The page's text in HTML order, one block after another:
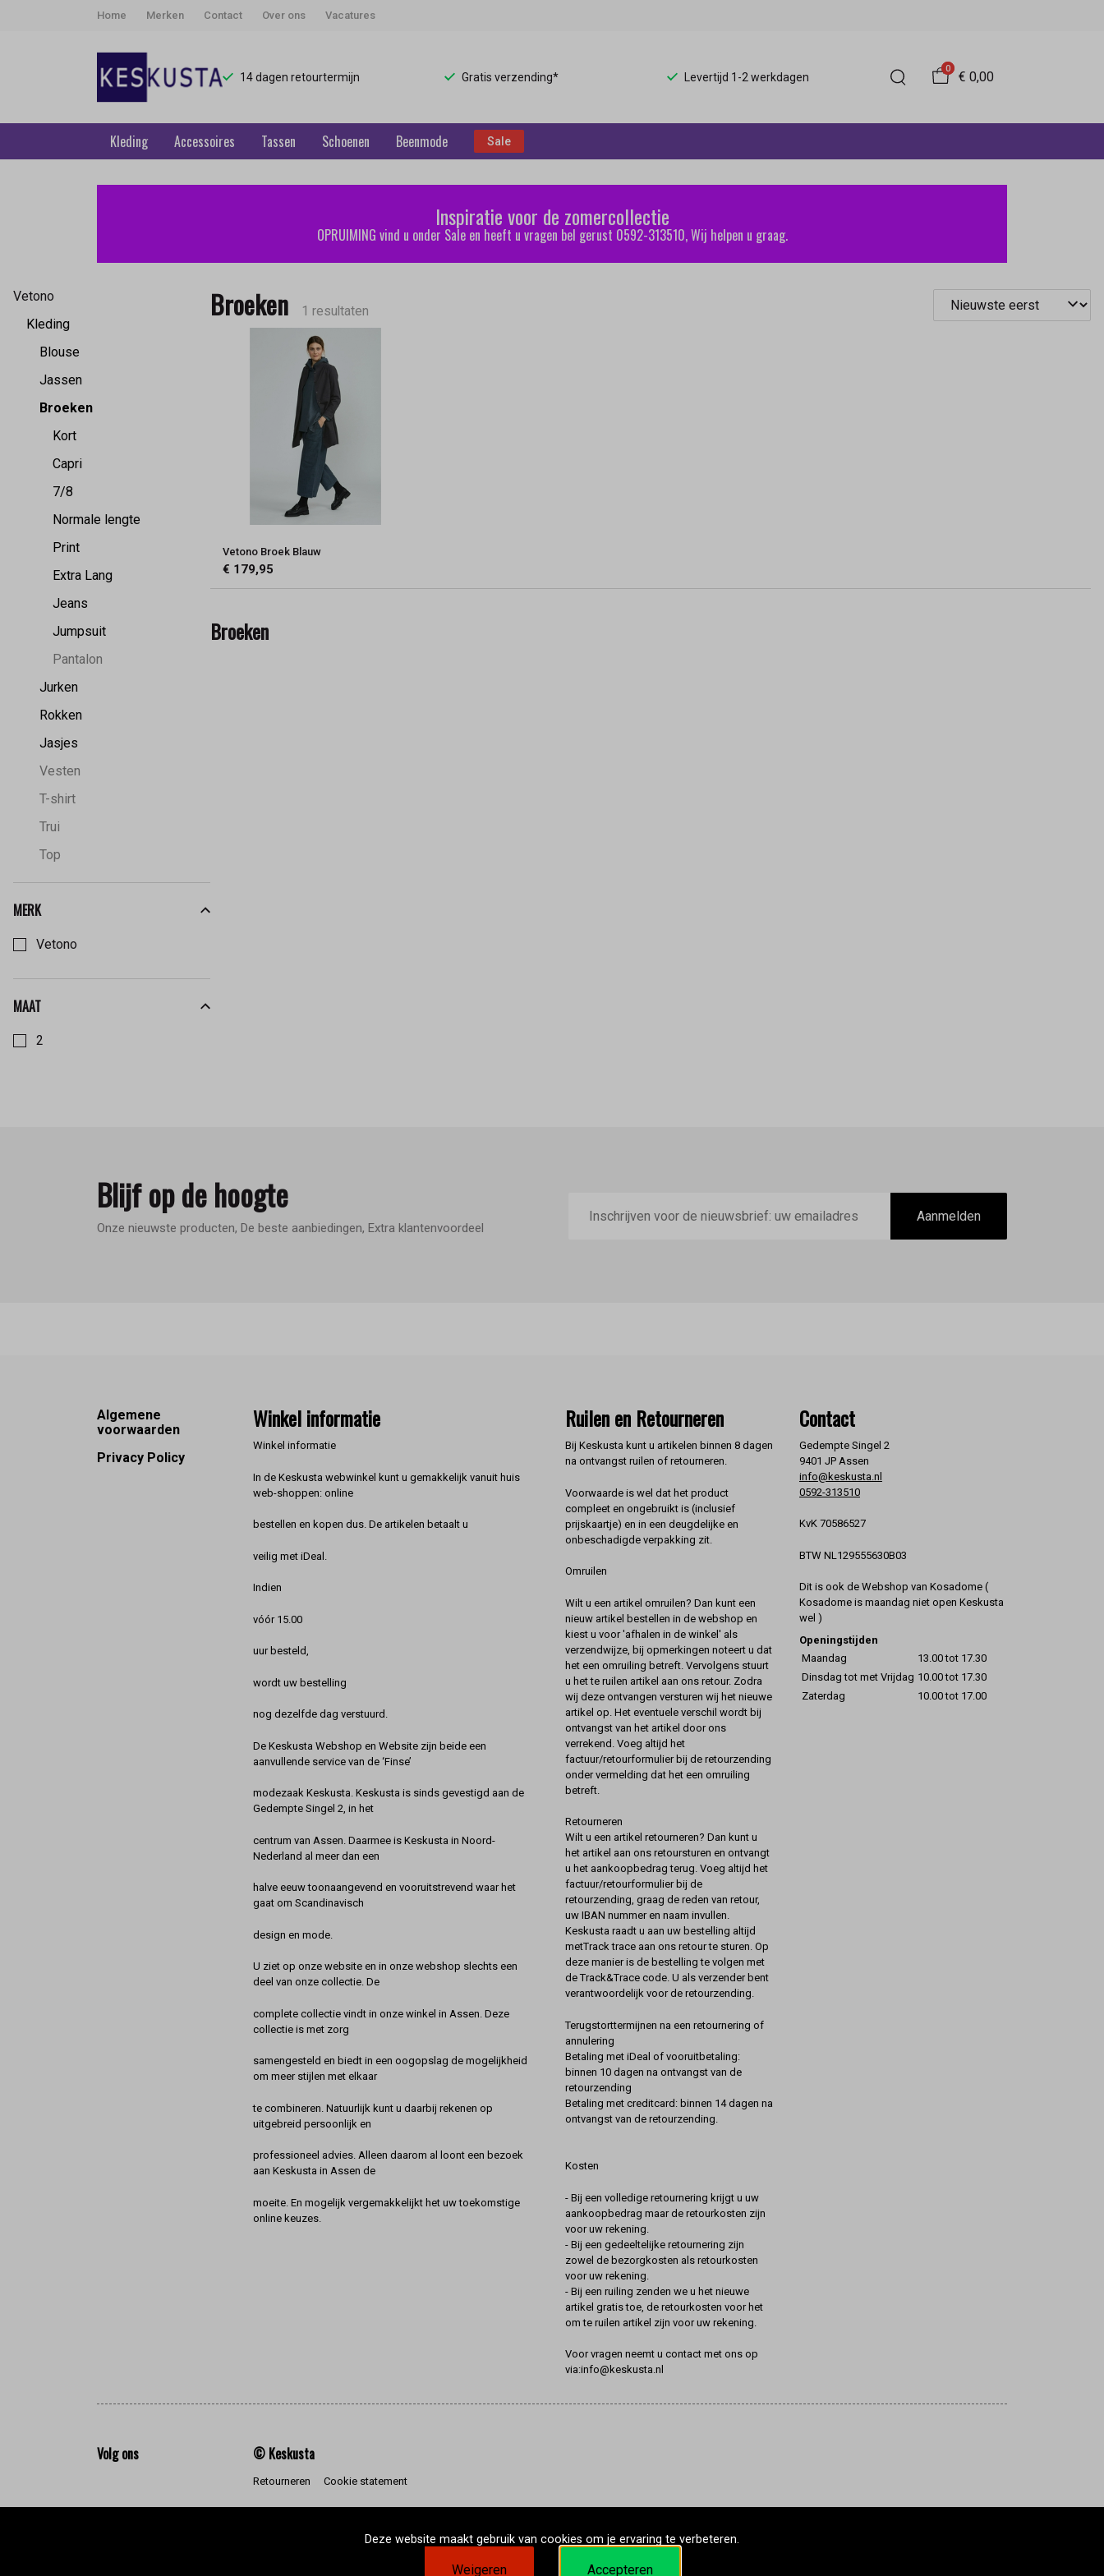
Home Merken Contact Over ons Vacatures
14 dagen retourtermijn Gratis verzending* Levertijd 1-2 werkdagen
0
€ 0,00
Kleding Accessoires Tassen Schoenen Beenmode Sale
Broeken
Keskusta
Inspiratie voor de zomercollectie
OPRUIMING vind u onder Sale en heeft u vragen bel gerust 0592-313510, Wij helpen u graag.
Vetono
Kleding
Blouse
Jassen
Broeken
Kort
Capri
7/8
Normale lengte
Print
Extra Lang
Jeans
Jumpsuit
Pantalon
Jurken
Rokken
Jasjes
Vesten
T-shirt
Trui
Top
MERK
Vetono
MAAT
2
Broeken 1 resultaten
Vetono Broek Blauw
€ 179,95
Broeken
Blijf op de hoogte
Onze nieuwste producten, De beste aanbiedingen, Extra klantenvoordeel
mailadres
Aanmelden
Footer
Algemene
voorwaarden
Privacy Policy
Winkel informatie
Winkel informatie
In de Keskusta webwinkel kunt u gemakkelijk vanuit huis
web-shoppen: online
bestellen en kopen dus. De artikelen betaalt u
veilig met iDeal.
Indien
vóór 15.00
uur besteld,
wordt uw bestelling
nog dezelfde dag verstuurd.
De Keskusta Webshop en Website zijn beide een
aanvullende service van de ‘Finse’
modezaak Keskusta. Keskusta is sinds gevestigd aan de
Gedempte Singel 2, in het
centrum van Assen. Daarmee is Keskusta in Noord-
Nederland al meer dan een
halve eeuw toonaangevend en vooruitstrevend waar het
gaat om Scandinavisch
design en mode.
U ziet op onze website en in onze webshop slechts een
deel van onze collectie. De
complete collectie vindt in onze winkel in Assen. Deze
collectie is met zorg
samengesteld en biedt in een oogopslag de mogelijkheid
om meer stijlen met elkaar
te combineren. Natuurlijk kunt u daarbij rekenen op
uitgebreid persoonlijk en
professioneel advies. Alleen daarom al loont een bezoek
aan Keskusta in Assen de
moeite. En mogelijk vergemakkelijkt het uw toekomstige
online keuzes.
Ruilen en Retourneren
Bij Keskusta kunt u artikelen binnen 8 dagen
na ontvangst ruilen of retourneren.
Voorwaarde is wel dat het product
compleet en ongebruikt is (inclusief
prijskaartje) en in een deugdelijke en
onbeschadigde verpakking zit.
Omruilen
Wilt u een artikel omruilen? Dan kunt een
nieuw artikel bestellen in de webshop en
kiest u voor 'afhalen in de winkel' als
verzendwijze, bij opmerkingen noteert u dat
het een omruiling betreft. Vervolgens stuurt
u het te ruilen artikel aan ons retour. Zodra
wij deze ontvangen versturen wij het nieuwe
artikel op. Het eventuele verschil wordt bij
ontvangst van het artikel door ons
verrekend. Voeg altijd het
factuur/retourformulier bij de retourzending
onder vermelding dat het een omruiling
betreft.
Retourneren
Wilt u een artikel retourneren? Dan kunt u
het artikel aan ons retoursturen en ontvangt
u het aankoopbedrag terug. Voeg altijd het
factuur/retourformulier bij de
retourzending, graag de reden van retour,
uw IBAN nummer en naam invullen.
Keskusta raadt u aan uw bestelling altijd
metTrack trace aan ons retour te sturen. Op
deze manier is de bestelling te volgen met
de Track&Trace code. U als verzender bent
verantwoordelijk voor de retourzending.
Terugstorttermijnen na een retournering of
annulering
Betaling met iDeal of vooruitbetaling:
binnen 10 dagen na ontvangst van de
retourzending
Betaling met creditcard: binnen 14 dagen na
ontvangst van de retourzending.
Kosten
- Bij een volledige retournering krijgt u uw
aankoopbedrag maar de retourkosten zijn
voor uw rekening.
- Bij een gedeeltelijke retournering zijn
zowel de bezorgkosten als retourkosten
voor uw rekening.
- Bij een ruiling zenden we u het nieuwe
artikel gratis toe, de retourkosten voor het
om te ruilen artikel zijn voor uw rekening.
Voor vragen neemt u contact met ons op
via:info@keskusta.nl
Contact
Gedempte Singel 2
9401 JP Assen
info@keskusta.nl
0592-313510
KvK 70586527
BTW NL129555630B03
Dit is ook de Webshop van Kosadome (
Kosadome is maandag niet open Keskusta
wel )
Openingstijden
Maandag
13.00 tot 17.30
Dinsdag tot met Vrijdag 10.00 tot 17.30
Zaterdag
10.00 tot 17.00
Volg ons © Keskusta
Retourneren Cookie statement
Deze website maakt gebruik van cookies om je ervaring te verbeteren.
Weigeren Accepteren